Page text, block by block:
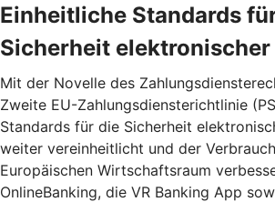
Einheitliche Standards
Sicherheit
Mit der Novelle des
Zweite EU-Zahlungsdiensterichtlinie
Standards für die Sicherheit
weiter vereinheitlicht und der
Europäischen Wirtschaftsraum
OnlineBanking, die VR Banking App